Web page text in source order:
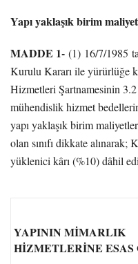
Yapı yaklaşık birim
MADDE 1- (1) 16/7/1985
Kurulu Kararı ile yürürlüğe
Hizmetleri Şartnamesinin 3.2
mühendislik hizmet
yapı yaklaşık birim
olan sınıfı dikkate
yüklenici kârı (%10) dâhil
YAPININ MİMARLIK
HİZMETLERİNE